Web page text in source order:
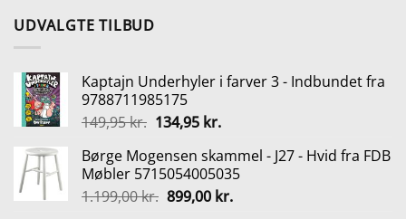
UDVALGTE TILBUD
Kaptajn Underhyler i farver 3 - Indbundet fra
9788711985175
149,95kr. Den
pris
var:
149,95 kr..
134,95 kr.Den
pris
er:
134,95 kr..
Børge Mogensen skammel - J27 - Hvid fra FDB
Møbler 5715054005035
1.199,00kr. Den
899,00 kr.Den